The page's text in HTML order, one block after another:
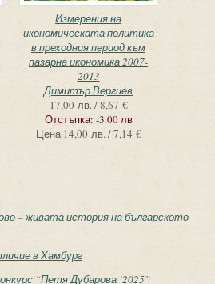
Измерения на
икономическата политика
в преходния период към
пазарна икономика 2007-
2013
Димитър Вергиев
17,00 лв. / 8,67 €
Отстъпка: -3.00 лв
Цена 14,00 лв. / 7,14 €
– живата история на българското
в Хамбург
“Петя Дубарова ‘2025”